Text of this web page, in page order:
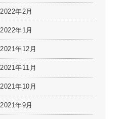
2022年2月
2022年1月
2021年12月
2021年11月
2021年10月
2021年9月